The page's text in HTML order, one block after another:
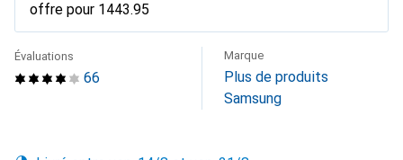
offre pour CHF
1443.95
66
Évaluations Marque
Plus de produits
Samsung